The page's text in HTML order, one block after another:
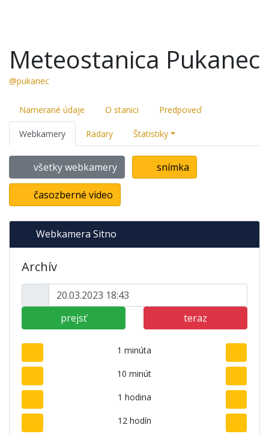
Meteostanica Pukanec
@pukanec
Namerané údaje O stanici Predpoveď
Webkamery Radary Štatistiky
všetky webkamery snímka
časozberné video
Webkamera Sitno
Archív
prejsť teraz
1 minúta
10 minút
1 hodina
12 hodín